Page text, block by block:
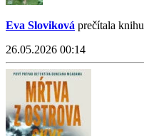
Eva Sloviková prečítala knihu
26.05.2026 00:14